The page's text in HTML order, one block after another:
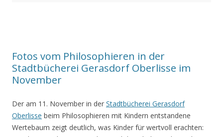
Fotos vom Philosophieren in der
Stadtbücherei Gerasdorf Oberlisse im
November
Der am 11. November in der Stadtbücherei Gerasdorf
Oberlisse beim Philosophieren mit Kindern entstandene
Wertebaum zeigt deutlich, was Kinder für wertvoll erachten: